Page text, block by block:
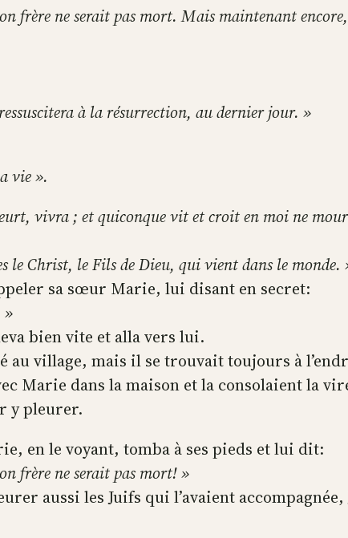
frère ne serait pas mort. Mais maintenant
à la résurrection, au dernier jour. »
vie ».
vivra ; et quiconque vit et croit en moi ne
le Christ, le Fils de Dieu, qui vient dans le monde.
sa sœur Marie, lui disant en secret:
»
bien vite et alla vers lui.
au village, mais il se trouvait toujours à
Marie dans la maison et la consolaient la
y pleurer.
en le voyant, tomba à ses pieds et lui dit:
frère ne serait pas mort! »
aussi les Juifs qui l’avaient